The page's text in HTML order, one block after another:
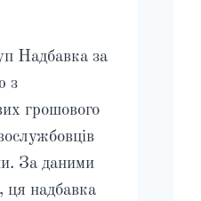
Надбавка за
з
грошового
За даними
ця надбавка